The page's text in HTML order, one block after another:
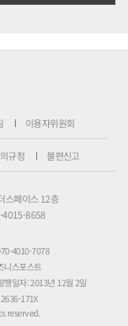
이용자위원회
규정 불편신고
스페이스 12층
4015-8658
4010-7078
니스포스트
행일자: 2013년 12월 2일
171X
reserved.